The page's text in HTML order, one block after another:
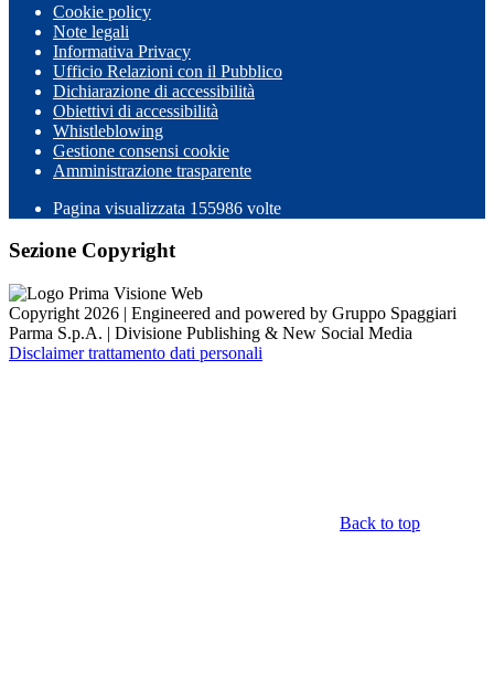
Cookie policy
Note legali
Informativa Privacy
Ufficio Relazioni con il Pubblico
Dichiarazione di accessibilità
Obiettivi di accessibilità
Whistleblowing
Gestione consensi cookie
Amministrazione trasparente
Pagina visualizzata 155986 volte
Sezione Copyright
Copyright 2026 | Engineered and powered by Gruppo Spaggiari
Parma S.p.A. | Divisione Publishing & New Social Media
Disclaimer trattamento dati personali
Back to top